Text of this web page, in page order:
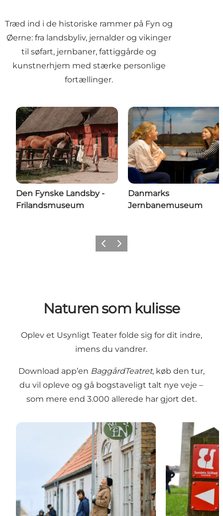
Træd ind i de historiske rammer på Fyn og
Øerne: fra landsbyliv, jernalder og vikinger
til søfart, jernbaner, fattiggårde og
kunstnerhjem med stærke personlige
fortællinger.
Den Fynske Landsby -
Frilandsmuseum
Danmarks
Jernbanemuseum
ForrigeNæste
Naturen som kulisse
Oplev et Usynligt Teater folde sig for dit indre,
imens du vandrer.
Download app’en BaggårdTeatret, køb den tur,
du vil opleve og gå bogstaveligt talt nye veje –
som mere end 3.000 allerede har gjort det.
Vi, de druknede Sundets